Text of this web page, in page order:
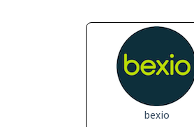
bexio